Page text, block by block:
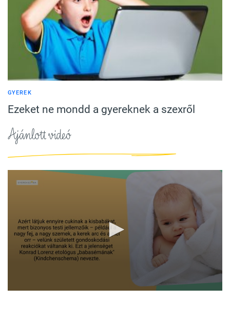
GYEREK
Ezeket ne mondd a gyereknek a szexről
Ajánlott videó